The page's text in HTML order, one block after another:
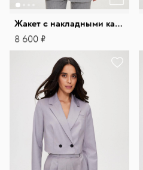
Жакет с накладными карманами в полоску
8 600 ₽